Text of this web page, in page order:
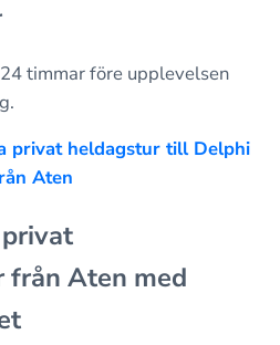
timmar före upplevelsen
privat heldagstur till Delphi
Aten
från Aten med